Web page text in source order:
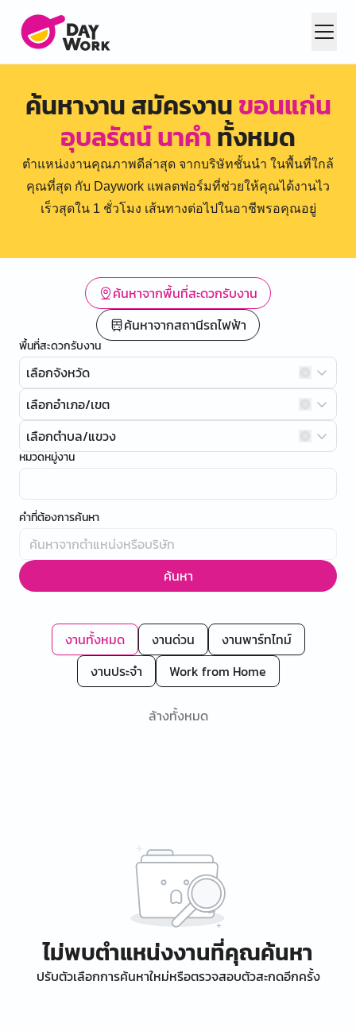
ค้นหางาน สมัครงานขอนแก่น
อุบลรัตน์ นาคำทั้งหมด
ตำแหน่งงานคุณภาพดีล่าสุด จากบริษัทชั้นนำ ในพื้นที่ใกล้
คุณที่สุด กับ Daywork แพลตฟอร์มที่ช่วยให้คุณได้งานไว
เร็วสุดใน 1 ชั่วโมง เส้นทางต่อไปในอาชีพรอคุณอยู่
ค้นหาจากพื้นที่สะดวกรับงาน
ค้นหาจากสถานีรถไฟฟ้า
พื้นที่สะดวกรับงาน
เลือกจังหวัด
เลือกอำเภอ/เขต
เลือกตำบล/แขวง
หมวดหมู่งาน
คำที่ต้องการค้นหา
ค้นหา
งานทั้งหมด งานด่วน
งานพาร์ทไทม์
งานประจำ
Work from Home
ล้างทั้งหมด
ไม่พบตำแหน่งงานที่คุณค้นหา
ปรับตัวเลือกการค้นหาใหม่หรือตรวจสอบตัวสะกดอีกครั้ง